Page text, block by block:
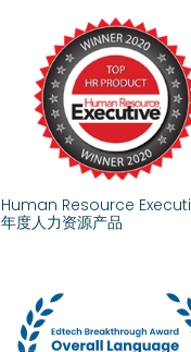
Human Resource
年度人力资源产品